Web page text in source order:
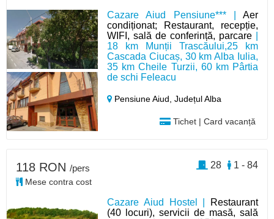
Cazare Aiud Pensiune*** | Aer
condiționat; Restaurant, recepție,
WIFI, sală de conferință, parcare
18 km Munții Trascăului,25 km
Cascada Ciucaș, 30 km Alba Iulia,
35 km Cheile Turzii, 60 km Pârtia
de schi Feleacu
Pensiune Aiud,Județul Alba
Tichet | Card vacanță
Cazare Aiud Hostel |
Restaurant
(40 locuri), servicii de masă, sală
118 RON /pers
Mese contra cost
1 - 84
28